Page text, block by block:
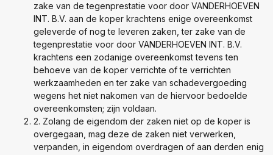
zake van de tegenprestatie voor door VANDERHOEVEN
INT. B.V. aan de koper krachtens enige overeenkomst
geleverde of nog te leveren zaken, ter zake van de
tegenprestatie voor door VANDERHOEVEN INT. B.V.
krachtens een zodanige overeenkomst tevens ten
behoeve van de koper verrichte of te verrichten
werkzaamheden en ter zake van schadevergoeding
wegens het niet nakomen van de hiervoor bedoelde
overeenkomsten; zijn voldaan.
2. Zolang de eigendom der zaken niet op de koper is
overgegaan, mag deze de zaken niet verwerken,
verpanden, in eigendom overdragen of aan derden enig